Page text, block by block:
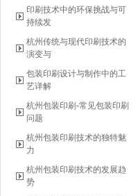
印刷技术中的环保挑战与可
持续发
杭州传统与现代印刷技术的
演变与
包装印刷设计与制作中的工
艺详解
杭州包装印刷-常见包装印刷
问题
杭州包装印刷技术的独特魅
力
杭州包装印刷技术的发展趋
势